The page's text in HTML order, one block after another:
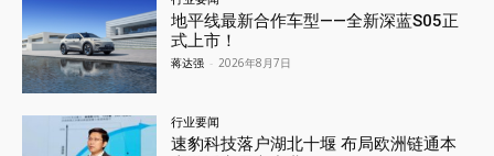
地平线最新合作车型——全新深蓝S05正
式上市！
蒋达强 - 2026年8月7日
行业要闻
速豹科技落户湖北十堰 布局欧洲链通本